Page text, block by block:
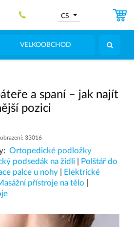
VELKOOBCHOD
CS
a spaní – jak najít
pozici
33016
Ortopedické podložky
podsedák na židli
Polštář do
palce u nohy
Elektrické
přístroje na tělo